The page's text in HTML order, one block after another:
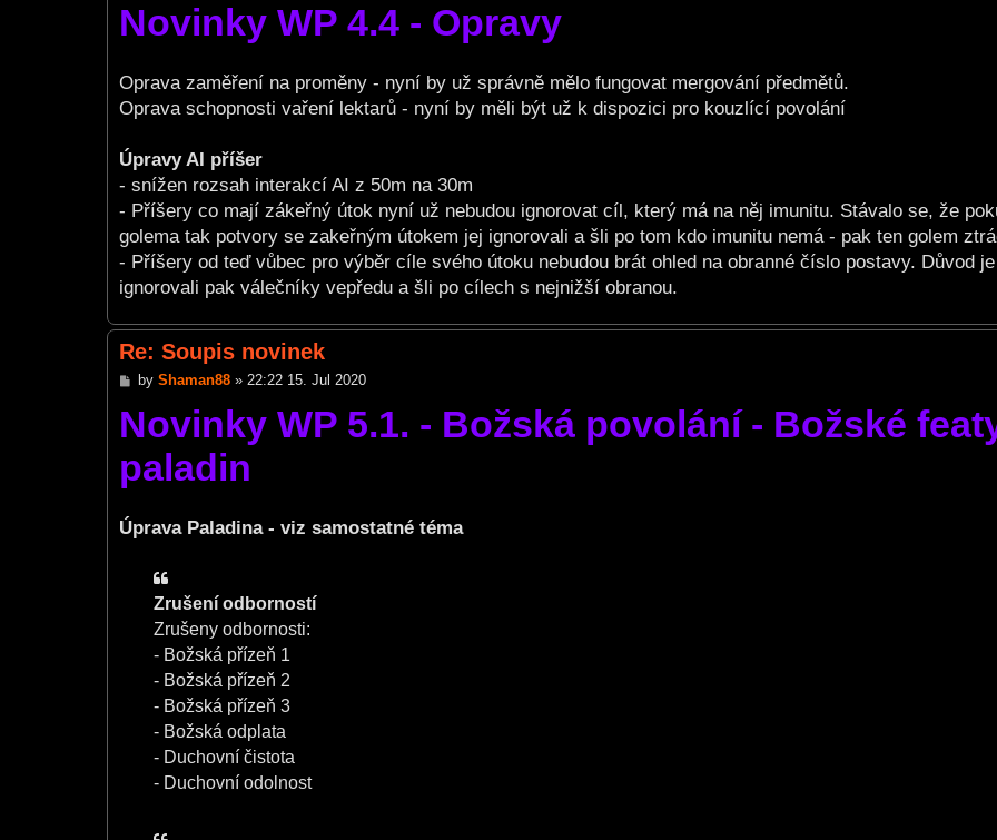
s
t
Novinky WP 4.4 - Opravy
Oprava zaměření na proměny - nyní by už správně mělo fungovat mergování předmětů.
Oprava schopnosti vaření lektarů - nyní by měli být už k dispozici pro kouzlící povolání
Úpravy AI příšer
- snížen rozsah interakcí AI z 50m na 30m
- Příšery co mají zákeřný útok nyní už nebudou ignorovat cíl, který má na něj imunitu. Stávalo se, že
golema tak potvory se zakeřným útokem jej ignorovali a šli po tom kdo imunitu nemá - pak ten golem
- Příšery od teď vůbec pro výběr cíle svého útoku nebudou brát ohled na obranné číslo postavy. Důvod
ignorovali pak válečníky vepředu a šli po cílech s nejnižší obranou.
Re: Soupis novinek
P
s
t
by Shaman88» 22:22 15. Jul 2020
Novinky WP 5.1. - Božská povolání - Božské
paladin
Úprava Paladina - viz samostatné téma
Zrušení odborností
Zrušeny odbornosti:
- Božská přízeň 1
- Božská přízeň 2
- Božská přízeň 3
- Božská odplata
- Duchovní čistota
- Duchovní odolnost